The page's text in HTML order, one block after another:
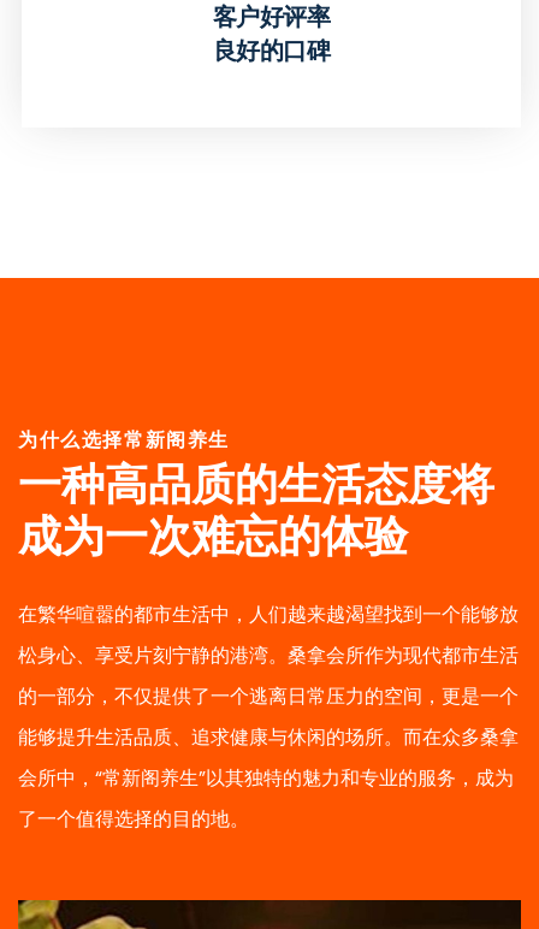
客户好评率
良好的口碑
为什么选择常新阁养生
一种高品质的生活态度将
成为一次难忘的体验
在繁华喧嚣的都市生活中，人们越来越渴望找到一个能够放
松身心、享受片刻宁静的港湾。桑拿会所作为现代都市生活
的一部分，不仅提供了一个逃离日常压力的空间，更是一个
能够提升生活品质、追求健康与休闲的场所。而在众多桑拿
会所中，“常新阁养生”以其独特的魅力和专业的服务，成为
了一个值得选择的目的地。